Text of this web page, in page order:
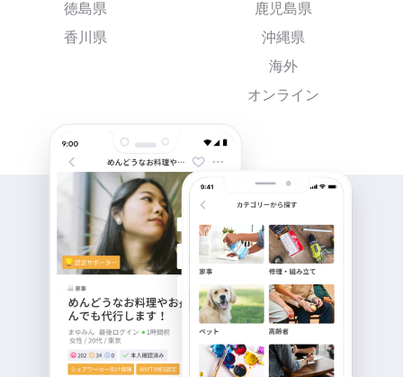
徳島県
香川県
鹿児島県
沖縄県
海外
オンライン